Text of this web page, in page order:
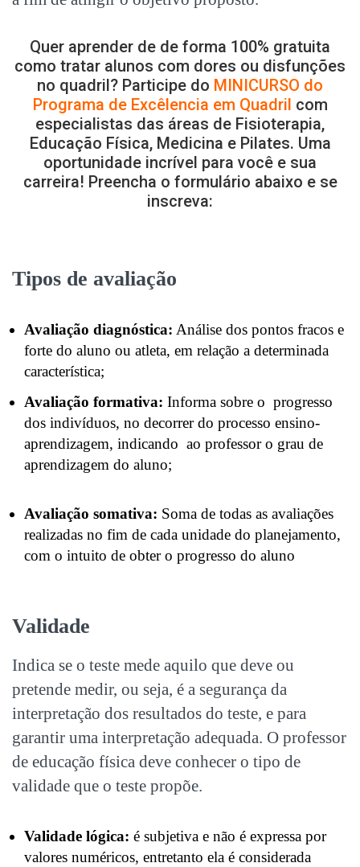
Quer aprender de de forma 100% gratuita
como tratar alunos com dores ou disfunções
no quadril? Participe do MINICURSO do
Programa de Excêlencia em Quadril com
especialistas das áreas de Fisioterapia,
Educação Física, Medicina e Pilates. Uma
oportunidade incrível para você e sua
carreira! Preencha o formulário abaixo e se
inscreva:
Tipos de avaliação
Avaliação diagnóstica: Análise dos pontos fracos e
forte do aluno ou atleta, em relação a determinada
característica;
Avaliação formativa: Informa sobre o progresso
dos indivíduos, no decorrer do processo ensino-
aprendizagem, indicando ao professor o grau de
aprendizagem do aluno;
Avaliação somativa: Soma de todas as avaliações
realizadas no fim de cada unidade do planejamento,
com o intuito de obter o progresso do aluno
Validade
Indica se o teste mede aquilo que deve ou
pretende medir, ou seja, é a segurança da
interpretação dos resultados do teste, e para
garantir uma interpretação adequada. O professor
de educação física deve conhecer o tipo de
validade que o teste propõe.
Validade lógica: é subjetiva e não é expressa por
valores numéricos, entretanto ela é considerada